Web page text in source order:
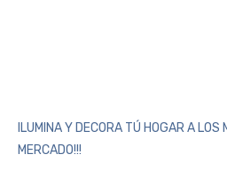
ILUMINA Y DECORA TÚ HOGAR A
MERCADO!!!